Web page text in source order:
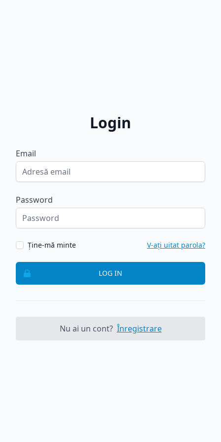
Login
Email
Password
Ține-mă minte V-ați uitat parola?
LOG IN
Nu ai un cont? Înregistrare